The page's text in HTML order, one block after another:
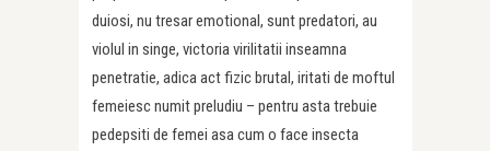
duiosi, nu tresar emotional, sunt predatori, au
violul in singe, victoria virilitatii inseamna
penetratie, adica act fizic brutal, iritati de moftul
femeiesc numit preludiu – pentru asta trebuie
pedepsiti de femei asa cum o face insecta